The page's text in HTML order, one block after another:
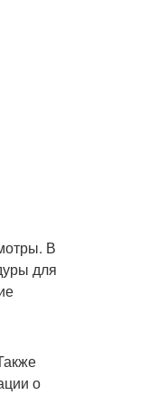
В
для
о